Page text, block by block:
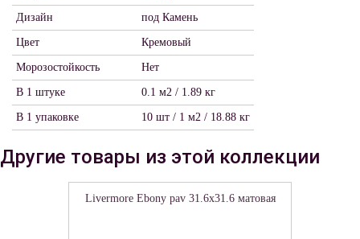
Дизайн под Камень
Цвет Кремовый
Морозостойкость Нет
В 1 штуке 0.1 м2 / 1.89 кг
В 1 упаковке 10 шт / 1 м2 / 18.88 кг
Другие товары из этой коллекции
Livermore Ebony pav 31.6х31.6 матовая